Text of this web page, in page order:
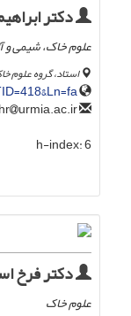
دکتر
علوم خاک، شیمی و
استاد، گروه علوم
urmia.ac.ir
h-index:6
دکتر فرخ
علوم خاک